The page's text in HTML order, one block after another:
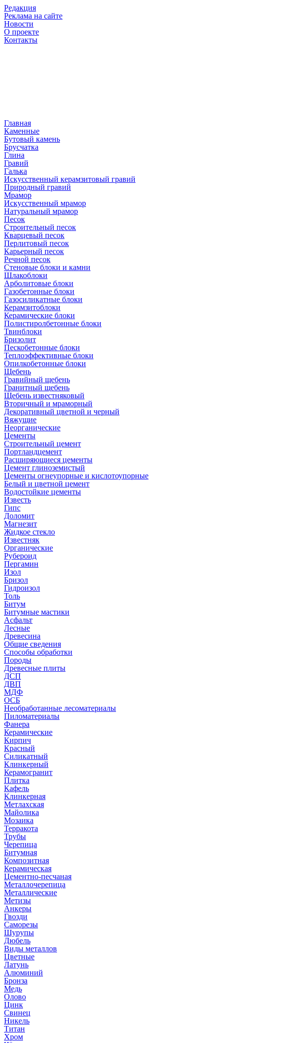
Редакция
Реклама на сайте
Новости
О проекте
Контакты
Главная
Каменные
Бутовый камень
Брусчатка
Глина
Гравий
Галька
Искусственный керамзитовый гравий
Природный гравий
Мрамор
Искусственный мрамор
Натуральный мрамор
Песок
Cтроительный песок
Кварцевый песок
Перлитовый песок
Карьерный песок
Речной песок
Стеновые блоки и камни
Шлакоблоки
Арболитовые блоки
Газобетонные блоки
Газосиликатные блоки
Керамзитоблоки
Керамические блоки
Полистиролбетонные блоки
Твинблоки
Бризолит
Пескобетонные блоки
Теплоэффективные блоки
Опилкобетонные блоки
Щебень
Гравийный щебень
Гранитный щебень
Щебень известняковый
Вторичный и мраморный
Декоративный цветной и черный
Вяжущие
Неорганические
Цементы
Строительный цемент
Портландцемент
Расширяющиеся цементы
Цемент глиноземистый
Цементы огнеупорные и кислотоупорные
Белый и цветной цемент
Водостойкие цементы
Известь
Гипс
Доломит
Магнезит
Жидкое стекло
Известняк
Органические
Рубероид
Пергамин
Изол
Бризол
Гидроизол
Толь
Битум
Битумные мастики
Асфальт
Лесные
Древесина
Общие сведения
Способы обработки
Породы
Древесные плиты
ДСП
ДВП
МДФ
ОСБ
Необработанные лесоматериалы
Пиломатериалы
Фанера
Керамические
Кирпич
Красный
Силикатный
Клинкерный
Керамогранит
Плитка
Кафель
Клинкерная
Метлахская
Майолика
Мозаика
Терракота
Трубы
Черепица
Битумная
Композитная
Керамическая
Цементно-песчаная
Металлочерепица
Металлические
Метизы
Анкеры
Гвозди
Саморезы
Шурупы
Дюбель
Виды металлов
Цветные
Латунь
Алюминий
Бронза
Медь
Олово
Цинк
Свинец
Никель
Титан
Хром